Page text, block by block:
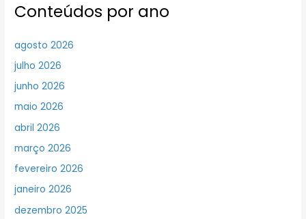
Conteúdos por ano
agosto 2026
julho 2026
junho 2026
maio 2026
abril 2026
março 2026
fevereiro 2026
janeiro 2026
dezembro 2025